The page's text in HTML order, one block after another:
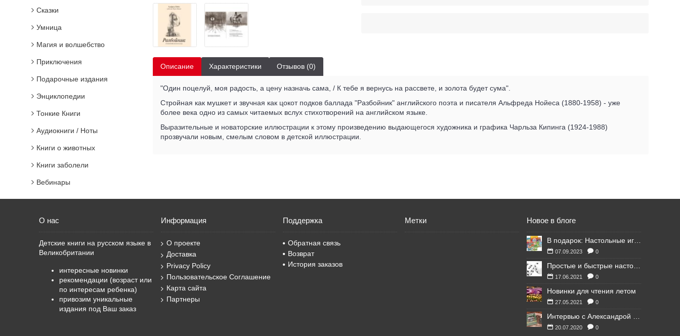
Сказки
Умница
Магия и волшебство
Приключения
Подарочные издания
Энциклопедии
Тонкие Книги
Аудиокниги / Ноты
Книги о животных
Книги заболели
Вебинары
Описание Характеристики Отзывов (0)
"Один поцелуй, моя радость, а цену назначь сама, / К тебе я вернусь на рассвете, и золота будет сума".
Стройная как мушкет и звучная как цокот подков баллада "Разбойник" английского поэта и писателя Альфреда Нойеса (1880-1958) - уже
более века одно из самых читаемых вслух стихотворений на английском языке.
Выразительные и новаторские иллюстрации к этому произведению выдающегося художника и графика Чарльза Кипинга (1924-1988)
прозвучали новым, смелым словом в детской иллюстрации.
О нас
Детские книги на русском языке в
Великобритании
интересные новинки
рекомендации (возраст или
по интересам ребенка)
привозим уникальные
издания под Ваш заказ
Информация
О проекте
Доставка
Privacy Policy
Пользовательское Соглашение
Карта сайта
Партнеры
Поддержка
Обратная связь
Возврат
История заказов
Метки Новое в блоге
07.09.2023 0
17.06.2021 0
Новинки для чтения летом
27.05.2021 0
20.07.2020 0